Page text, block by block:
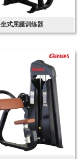
坐式屈腿训练器